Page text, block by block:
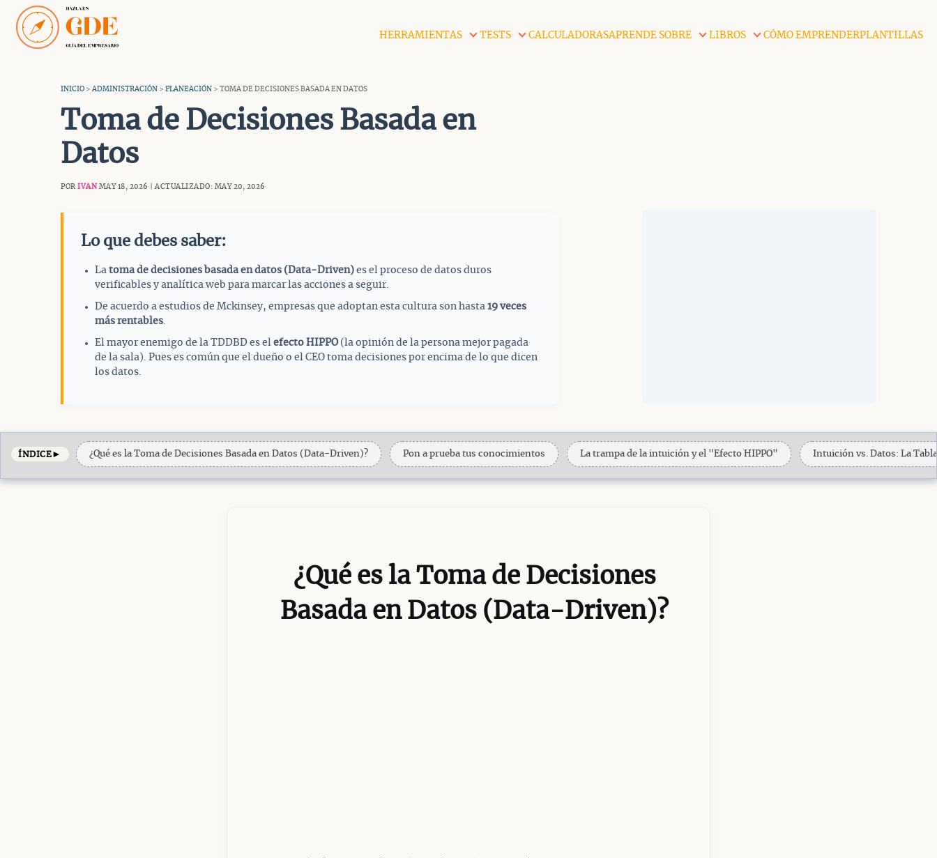
Saltar
contenido
HERRAMIENTAS TESTS CALCULADORASAPRENDE SOBRE LIBROS CÓMO EMPRENDERPLANTILLAS
INICIO >ADMINISTRACIÓN > PLANEACIÓN > TOMA DE DECISIONES BASADA EN DATOS
Toma de Decisiones Basada en
Datos
POR IVAN MAY 18, 2026 | ACTUALIZADO: MAY 20, 2026
Lo que debes saber:
La toma de decisiones basada en datos (Data-Driven) es el proceso de datos duros
verificables y analítica web para marcar las acciones a seguir.
De acuerdo a estudios de Mckinsey, empresas que adoptan esta cultura son hasta 19 veces
más rentables.
El mayor enemigo de la TDDBD es el efecto HIPPO(la opinión de la persona mejor pagada
de la sala). Pues es común que el dueño o el CEO toma decisiones por encima de lo que dicen
los datos.
ÍNDICE► ¿Qué es la Toma de Decisiones Basada en Datos (Data-Driven)? Pon a prueba tus conocimientos La trampa de la intuición y el "Efecto HIPPO" Intuición vs. Datos: La
¿Qué es la Toma de Decisiones
Basada en Datos (Data-Driven)?